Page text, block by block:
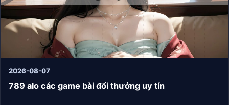
2026-08-07
789 alo các game bài đổi thưởng uy tín